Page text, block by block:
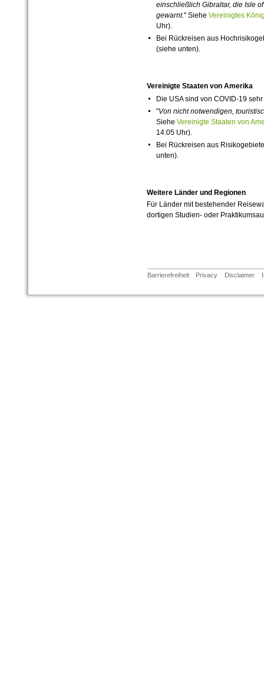
einschließlich Gibraltar, die Isle
gewarnt." Siehe Vereinigtes
Uhr).
Bei Rückreisen aus
(siehe unten).
Vereinigte Staaten von Amerika
Die USAsind von COVID-19sehr
"Von nicht notwendigen,
Siehe Vereinigte Staaten von
14:05 Uhr).
Bei Rückreisen aus
unten).
Weitere Länder und Regionen
Für Länder mit bestehender
dortigen Studien- oder
Barrierefreiheit Privacy Disclaimer